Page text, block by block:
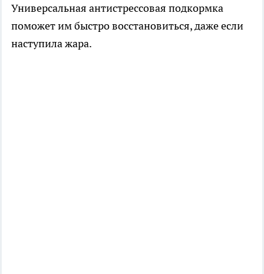
Универсальная антистрессовая подкормка
поможет им быстро восстановиться, даже если
наступила жара.